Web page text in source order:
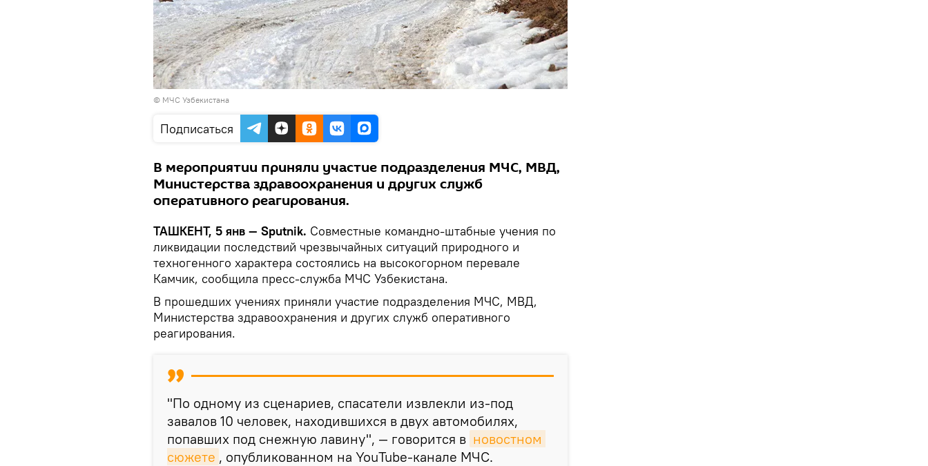
© МЧС Узбекистана
Подписаться
В мероприятии приняли участие подразделения МЧС, МВД,
Министерства здравоохранения и других служб
оперативного реагирования.
ТАШКЕНТ, 5 янв — Sputnik. Совместные командно-штабные учения по
ликвидации последствий чрезвычайных ситуаций природного и
техногенного характера состоялись на высокогорном перевале
Камчик, сообщила пресс-служба МЧС Узбекистана.
В прошедших учениях приняли участие подразделения МЧС, МВД,
Министерства здравоохранения и других служб оперативного
реагирования.
"По одному из сценариев, спасатели извлекли из-под
завалов 10 человек, находившихся в двух автомобилях,
попавших под снежную лавину", — говорится в новостном
сюжете , опубликованном на YouTube-канале МЧС.